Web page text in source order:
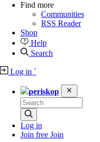
Find more
Communities
RSS Reader
Shop
Help
Search
Log in `
periskop
Log in
Join free Join